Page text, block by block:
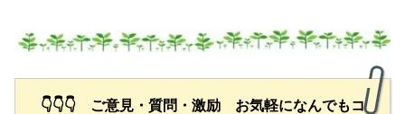
👇👇👇 ご意見・質問・激励 お気軽になんでもコ